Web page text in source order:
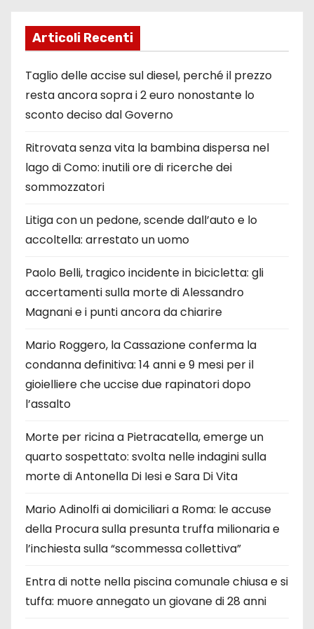
Articoli Recenti
Taglio delle accise sul diesel, perché il prezzo
resta ancora sopra i 2 euro nonostante lo
sconto deciso dal Governo
Ritrovata senza vita la bambina dispersa nel
lago di Como: inutili ore di ricerche dei
sommozzatori
Litiga con un pedone, scende dall’auto e lo
accoltella: arrestato un uomo
Paolo Belli, tragico incidente in bicicletta: gli
accertamenti sulla morte di Alessandro
Magnani e i punti ancora da chiarire
Mario Roggero, la Cassazione conferma la
condanna definitiva: 14 anni e 9 mesi per il
gioielliere che uccise due rapinatori dopo
l’assalto
Morte per ricina a Pietracatella, emerge un
quarto sospettato: svolta nelle indagini sulla
morte di Antonella Di Iesi e Sara Di Vita
Mario Adinolfi ai domiciliari a Roma: le accuse
della Procura sulla presunta truffa milionaria e
l’inchiesta sulla “scommessa collettiva”
Entra di notte nella piscina comunale chiusa e si
tuffa: muore annegato un giovane di 28 anni